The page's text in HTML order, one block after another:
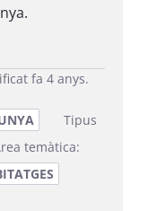
fa 4 anys.
Tipus
temàtica: